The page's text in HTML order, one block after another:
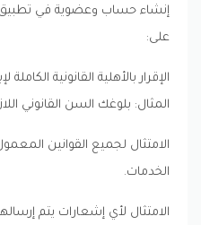
إنشاء حساب وعضوية في تطبيق
على:
الإقرار بالأهلية القانونية
المثال: بلوغك السن القانوني
الامتثال لجميع القوانين
الخدمات.
الامتثال لأي إشعارات يتم